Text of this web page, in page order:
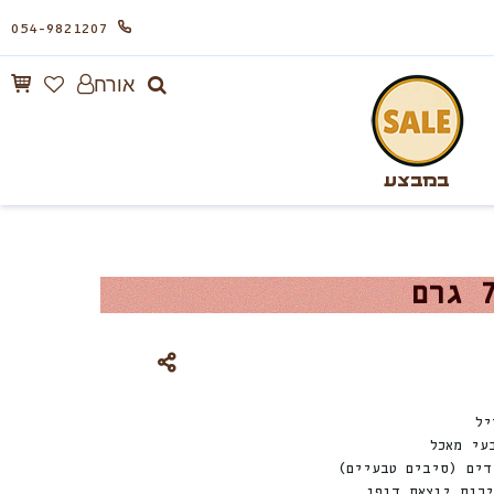
054-9821207
במבצע
אורח
מאכל
(סיבים טבעיים)